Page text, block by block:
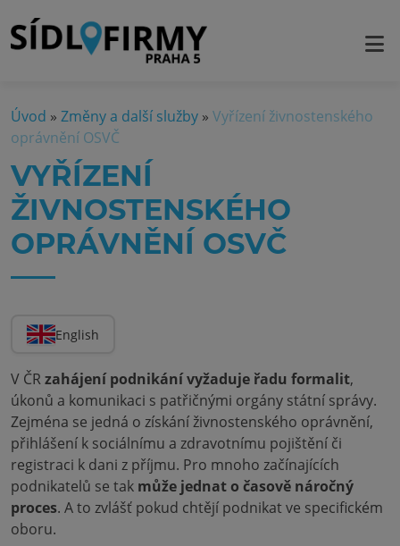
Úvod » Změny a další služby » Vyřízení živnostenského
oprávnění OSVČ
VYŘÍZENÍ
ŽIVNOSTENSKÉHO
OPRÁVNĚNÍ OSVČ
English
V ČRzahájení podnikání vyžaduje řadu formalit,
úkonů a komunikaci s patřičnými orgány státní správy.
Zejména se jedná o získání živnostenského oprávnění,
přihlášení k sociálnímu a zdravotnímu pojištění či
registraci k dani z příjmu. Pro mnoho začínajících
podnikatelů se tak může jednat o časově náročný
proces. A to zvlášť pokud chtějí podnikat ve specifickém
oboru.